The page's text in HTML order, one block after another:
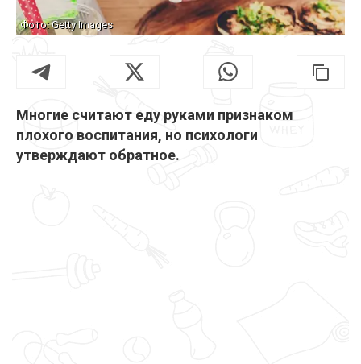
Фото: Getty Images
Многие считают еду руками признаком
плохого воспитания, но психологи
утверждают обратное.